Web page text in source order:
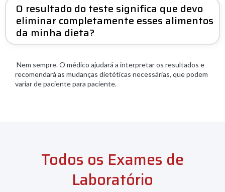
O resultado do teste significa que devo
eliminar completamente esses alimentos
da minha dieta?
Nem sempre. O médico ajudará a interpretar os resultados e
recomendará as mudanças dietéticas necessárias, que podem
variar de paciente para paciente.
Todos os Exames de
Laboratório